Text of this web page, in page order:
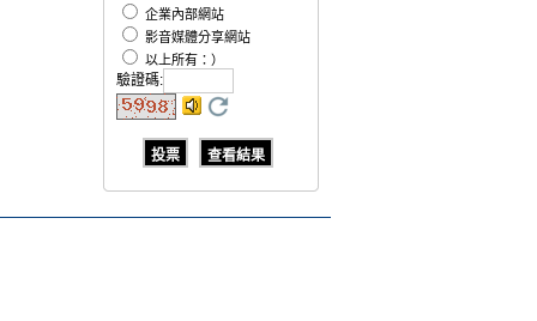
企業內部網站
影音媒體分享網站
以上所有：）
驗證碼: